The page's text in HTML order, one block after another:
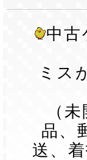
中
ミス
（
品、
送、